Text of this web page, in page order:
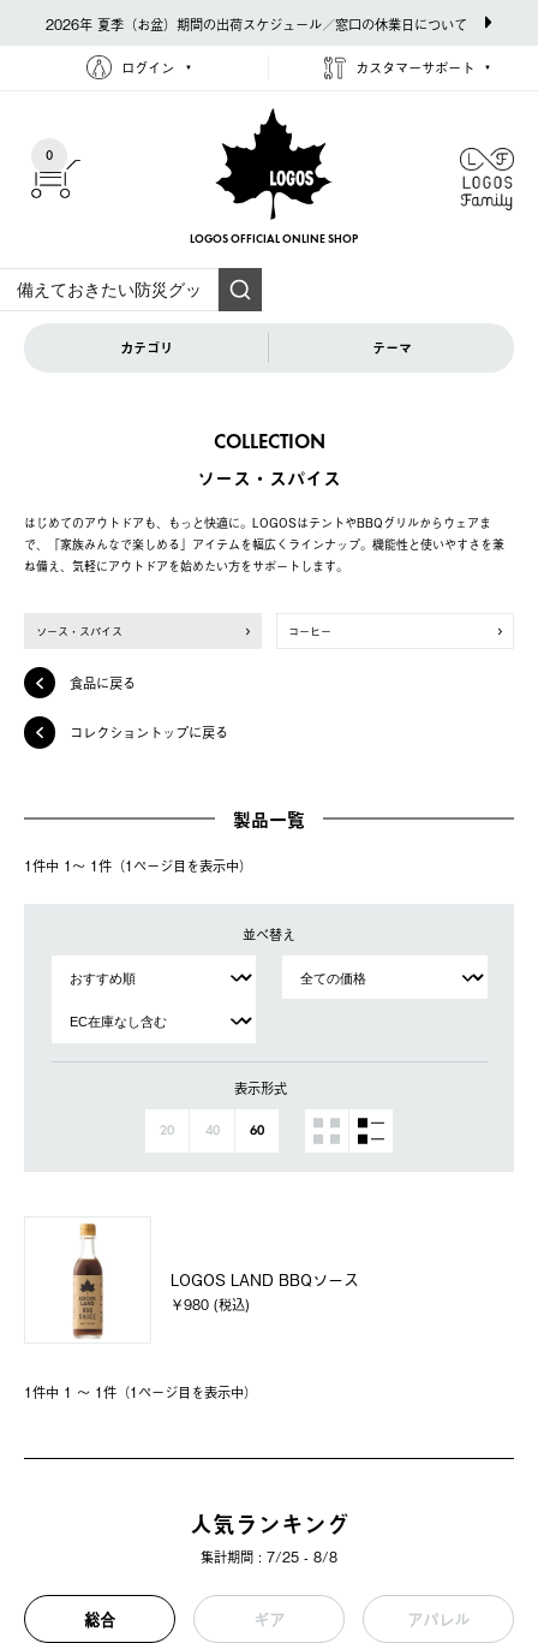
2026年 夏季（お盆）期間の出荷スケジュール／窓口の休業日について
ログイン カスタマーサポート
0
LOGOS OFFICIAL ONLINE SHOP
カテゴリ テーマ
COLLECTION
ソース・スパイス
はじめてのアウトドアも、もっと快適に。LOGOSはテントやBBQグリルからウェアま
で、「家族みんなで楽しめる」アイテムを幅広くラインナップ。機能性と使いやすさを兼
ね備え、気軽にアウトドアを始めたい方をサポートします。
ソース・スパイス コーヒー
食品に戻る
コレクショントップに戻る
製品一覧
1件中 1〜 1件（1ページ⽬を表⽰中）
並べ替え
表示形式
20 40 60
LOGOS LAND BBQソース
￥980 (税込)
1件中 1 〜 1件（1ページ⽬を表⽰中）
人気ランキング
集計期間 : 7/25 - 8/8
総合 ギア アパレル